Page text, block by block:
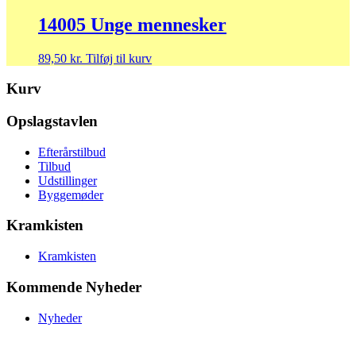
14005 Unge mennesker
89,50 kr. Tilføj til kurv
Kurv
Opslagstavlen
Efterårstilbud
Tilbud
Udstillinger
Byggemøder
Kramkisten
Kramkisten
Kommende Nyheder
Nyheder